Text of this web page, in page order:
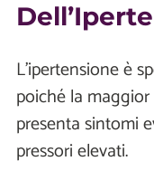
L'ipertensione è
poiché la
presenta sintomi
pressori elevati.